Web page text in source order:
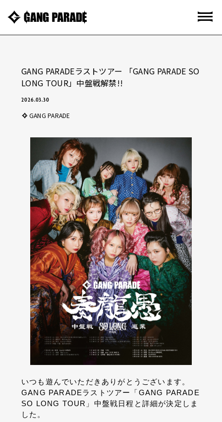
GANG PARADEラストツアー 「GANG PARADE SO
LONG TOUR」中盤戦解禁!!
2026.03.30
GANG PARADE
いつも遊んでいただきありがとうございます。
GANG PARADEラストツアー「GANG PARADE
SO LONG TOUR 」中盤戦日程と詳細が決定しま
した。